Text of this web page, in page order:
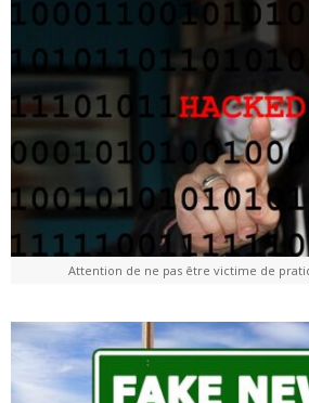
Attention de ne pas être victime de